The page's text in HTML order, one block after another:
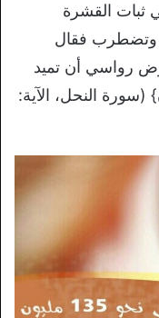
ثبات القشرة
وتضطرب فقال
رواسي أن تميد
(سورة النحل، الآية: